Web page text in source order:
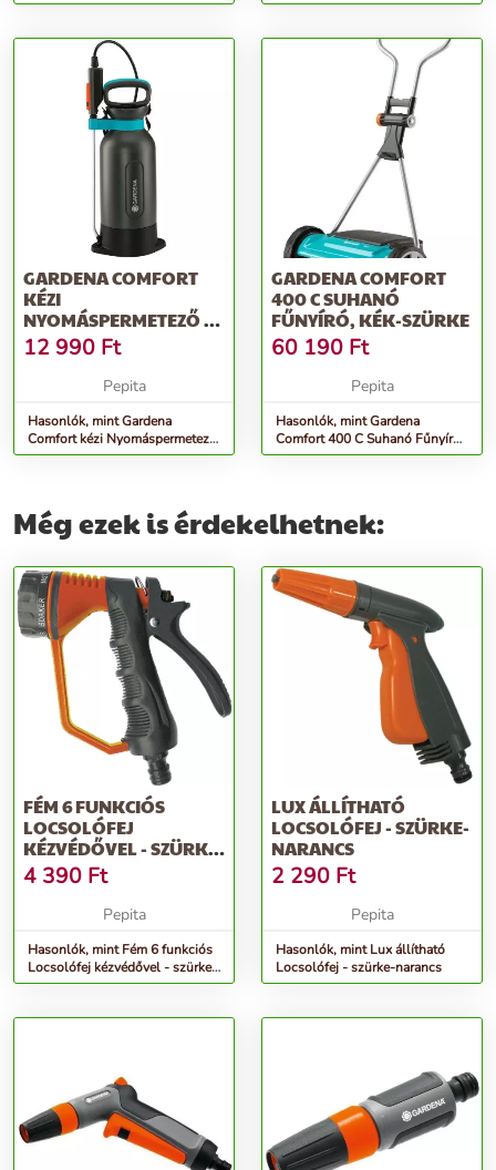
GARDENA COMFORT
KÉZI
NYOMÁSPERMETEZŐ 5L
- SZÜRKE
12 990 Ft
Pepita
Hasonlók, mint Gardena
Comfort kézi Nyomáspermetező
5l - szürke
GARDENA COMFORT
400 C SUHANÓ
FŰNYÍRÓ, KÉK-SZÜRKE
60 190 Ft
Pepita
Hasonlók, mint Gardena
Comfort 400 C Suhanó Fűnyíró,
Kék-Szürke
Még ezek is érdekelhetnek:
FÉM 6 FUNKCIÓS
LOCSOLÓFEJ
KÉZVÉDŐVEL - SZÜRKE-
NARANCS
4 390 Ft
Pepita
Hasonlók, mint Fém 6 funkciós
Locsolófej kézvédővel - szürke-
narancs
LUX ÁLLÍTHATÓ
LOCSOLÓFEJ - SZÜRKE-
NARANCS
2 290 Ft
Pepita
Hasonlók, mint Lux állítható
Locsolófej - szürke-narancs